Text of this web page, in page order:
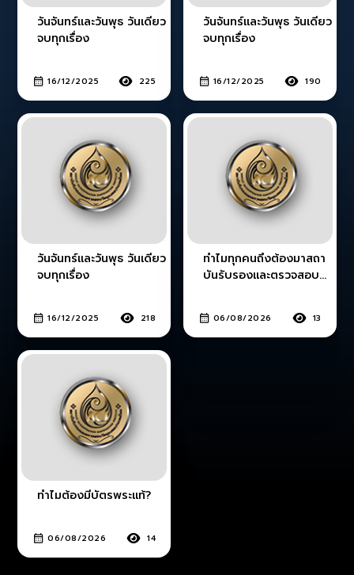
วันจันทร์และวันพุธ วันเดียว
จบทุกเรื่อง
16/12/2025 225
วันจันทร์และวันพุธ วันเดียว
จบทุกเรื่อง
16/12/2025 190
วันจันทร์และวันพุธ วันเดียว
จบทุกเรื่อง
16/12/2025 218
ทำไมทุกคนถึงต้องมาสถา
บันรับรองและตรวจสอบ
06/08/2026 13
ทำไมต้องมีบัตรพระแท้?
06/08/2026 14